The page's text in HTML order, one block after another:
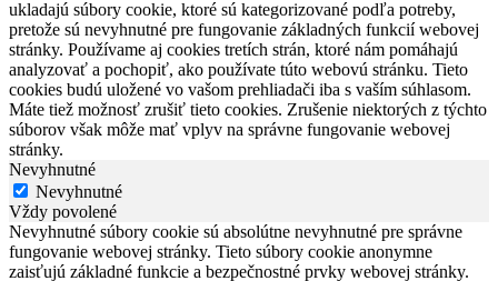
ukladajú súbory cookie, ktoré sú kategorizované podľa potreby,
pretože sú nevyhnutné pre fungovanie základných funkcií webovej
stránky. Používame aj cookies tretích strán, ktoré nám pomáhajú
analyzovať a pochopiť, ako používate túto webovú stránku. Tieto
cookies budú uložené vo vašom prehliadači iba s vaším súhlasom.
Máte tiež možnosť zrušiť tieto cookies. Zrušenie niektorých z týchto
súborov však môže mať vplyv na správne fungovanie webovej
stránky.
Nevyhnutné
Nevyhnutné
Vždy povolené
Nevyhnutné súbory cookie sú absolútne nevyhnutné pre správne
fungovanie webovej stránky. Tieto súbory cookie anonymne
zaisťujú základné funkcie a bezpečnostné prvky webovej stránky.